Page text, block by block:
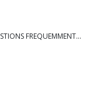
FREQUEMMENT...